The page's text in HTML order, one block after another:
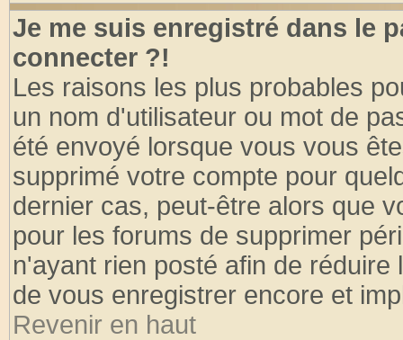
Je me suis enregistré dans le
connecter ?!
Les raisons les plus probables
un nom d'utilisateur ou mot de
été envoyé lorsque vous vous
supprimé votre compte pour
dernier cas, peut-être alors que
pour les forums de supprimer
n'ayant rien posté afin de
de vous enregistrer encore et
Revenir en haut